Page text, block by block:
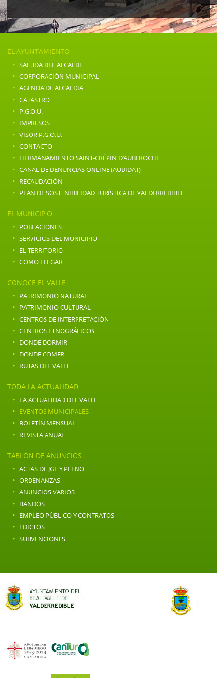
EL AYUNTAMIENTO
· SALUDA DEL ALCALDE
· CORPORACIÓN MUNICIPAL
· AGENDA DE ALCALDÍA
· CATASTRO
· P.G.O.U.
· IMPRESOS
· VISOR P.G.O.U.
· CONTACTO
· HERMANAMIENTO SAINT-CRÉPIN D’AUBEROCHE
· CANAL DE DENUNCIAS ONLINE (AUDIDAT)
· RECAUDACIÓN
· PLAN DE SOSTENIBILIDAD TURÍSTICA DE VALDERREDIBLE
EL MUNICIPIO
· POBLACIONES
· SERVICIOS DEL MUNICIPIO
· EL TERRITORIO
· COMO LLEGAR
CONOCE EL VALLE
· PATRIMONIO NATURAL
· PATRIMONIO CULTURAL
· CENTROS DE INTERPRETACIÓN
· CENTROS ETNOGRÁFICOS
· DONDE DORMIR
· DONDE COMER
· RUTAS DEL VALLE
TODA LA ACTUALIDAD
· LA ACTUALIDAD DEL VALLE
· EVENTOS MUNICIPALES
· BOLETÍN MENSUAL
· REVISTA ANUAL
TABLÓN DE ANUNCIOS
· ACTAS DE JGL Y PLENO
· ORDENANZAS
· ANUNCIOS VARIOS
· BANDOS
· EMPLEO PÚBLICO Y CONTRATOS
· EDICTOS
· SUBVENCIONES